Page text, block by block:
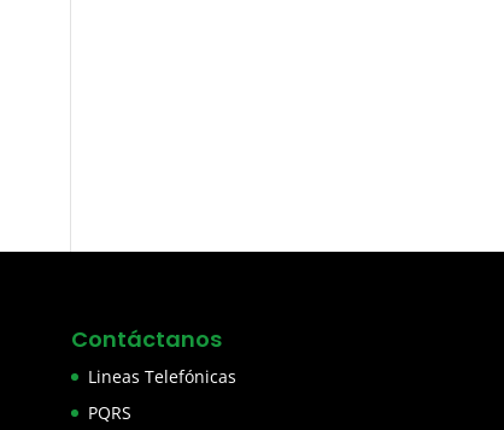
Contáctanos
Lineas Telefónicas
PQRS